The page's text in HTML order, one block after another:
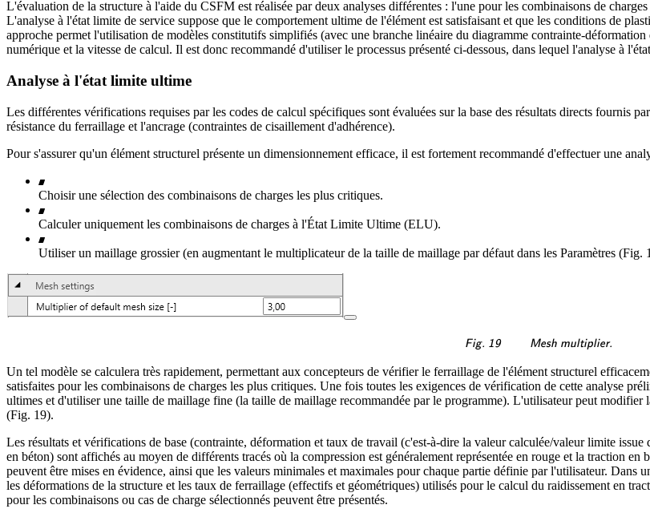
L'évaluation de la structure à l'aide du CSFM est réalisée par deux analyses différentes : l'une pour les combinaisons de
L'analyse à l'état limite de service suppose que le comportement ultime de l'élément est satisfaisant et que les conditions de
approche permet l'utilisation de modèles constitutifs simplifiés (avec une branche linéaire du diagramme contrainte-
numérique et la vitesse de calcul. Il est donc recommandé d'utiliser le processus présenté ci-dessous, dans lequel l'analyse à
Analyse à l'état limite ultime
Les différentes vérifications requises par les codes de calcul spécifiques sont évaluées sur la base des résultats directs fournis
résistance du ferraillage et l'ancrage (contraintes de cisaillement d'adhérence).
Pour s'assurer qu'un élément structurel présente un dimensionnement efficace, il est fortement recommandé d'effectuer une
Choisir une sélection des combinaisons de charges les plus critiques.
Calculer uniquement les combinaisons de charges à l'État Limite Ultime (ELU).
Utiliser un maillage grossier (en augmentant le multiplicateur de la taille de maillage par défaut dans les Paramètres (Fig.
Fig. 19 Mesh multiplier.
Un tel modèle se calculera très rapidement, permettant aux concepteurs de vérifier le ferraillage de l'élément structurel
satisfaites pour les combinaisons de charges les plus critiques. Une fois toutes les exigences de vérification de cette analyse
ultimes et d'utiliser une taille de maillage fine (la taille de maillage recommandée par le programme). L'utilisateur peut
(Fig. 19).
Les résultats et vérifications de base (contrainte, déformation et taux de travail (c'est-à-dire la valeur calculée/valeur limite
en béton) sont affichés au moyen de différents tracés où la compression est généralement représentée en rouge et la traction
peuvent être mises en évidence, ainsi que les valeurs minimales et maximales pour chaque partie définie par l'utilisateur. Dans
les déformations de la structure et les taux de ferraillage (effectifs et géométriques) utilisés pour le calcul du raidissement en
pour les combinaisons ou cas de charge sélectionnés peuvent être présentés.